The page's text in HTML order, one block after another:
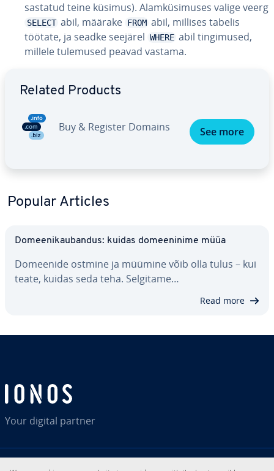
sas­ta­tud teine küsimus). Alam­kü­si­mu­ses valige veerg
SELECT abil, määrake FROM abil, millises tabelis
töötate, ja seadke seejärel WHERE abil tin­gi­mu­sed,
millele tulemused peavad vastama.
Related Products
Buy & Register Domains See more
Popular Articles
Do­mee­ni­kau­ban­dus: kuidas do­mee­ninime müüa
Domeenide ostmine ja müümine võib olla tulus – kui
teate, kuidas seda teha. Selgitame…
Read more
Your digital partner